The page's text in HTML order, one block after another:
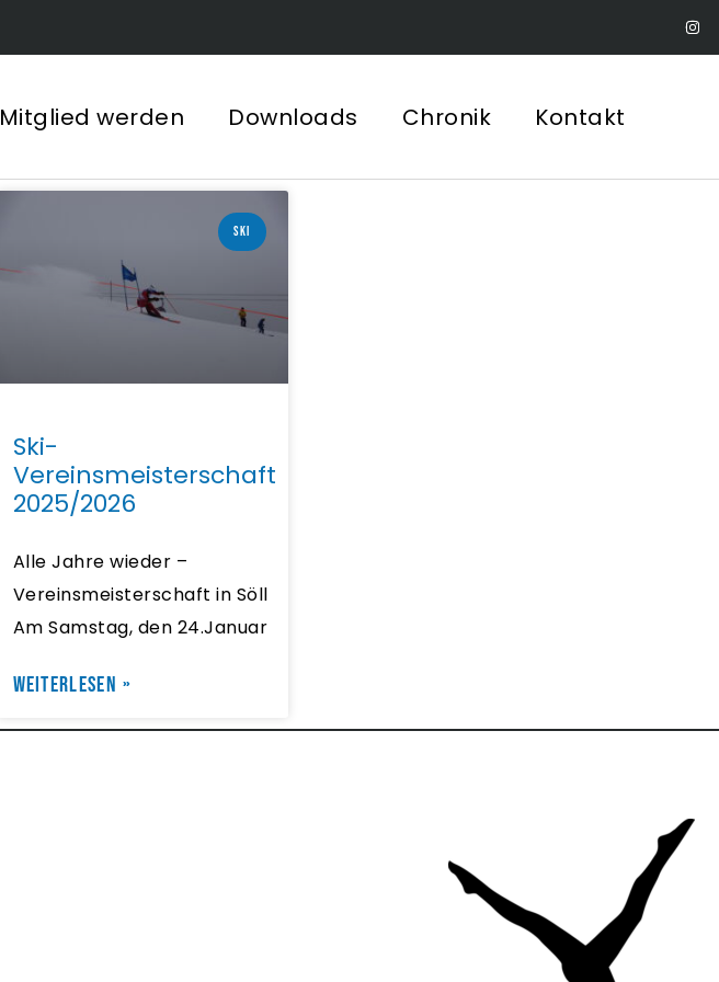
Mitglied werden Downloads Chronik Kontakt
SKI
Ski-
Vereinsmeisterschaft
2025/2026
Alle Jahre wieder –
Vereinsmeisterschaft in Söll
Am Samstag, den 24.Januar
WEITERLESEN »